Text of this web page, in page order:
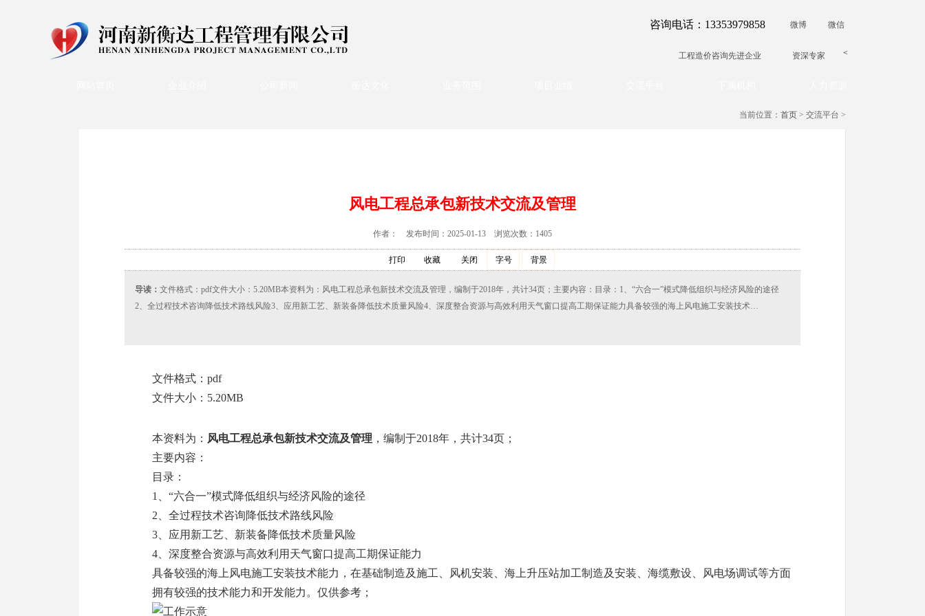
咨询电话：13353979858 微博 微信
工程造价咨询先进企业 <
资深专家
当前位置： 首页 > 交流平台 >
风电工程总承包新技术交流及管理
作者： 发布时间：2025-01-13 浏览次数：1405
打印 收藏 关闭 字号 背景
导读： 文件格式：pdf文件大小：5.20MB本资料为：风电工程总承包新技术交流及管理，编制于2018年，共计34页；主要内容：目录：1、“六合一”模式降低组织与经济风险的途径
2、全过程技术咨询降低技术路线风险3、应用新工艺、新装备降低技术质量风险4、深度整合资源与高效利用天气窗口提高工期保证能力具备较强的海上风电施工安装技术…
文件格式：pdf
文件大小：5.20MB
本资料为： 风电工程总承包新技术交流及管理 ，编制于2018年，共计34页；
主要内容：
目录：
1、“六合一”模式降低组织与经济风险的途径
2、全过程技术咨询降低技术路线风险
3、应用新工艺、新装备降低技术质量风险
4、深度整合资源与高效利用天气窗口提高工期保证能力
具备较强的海上风电施工安装技术能力，在基础制造及施工、风机安装、海上升压站加工制造及安装、海缆敷设、风电场调试等方面
拥有较强的技术能力和开发能力。仅供参考；